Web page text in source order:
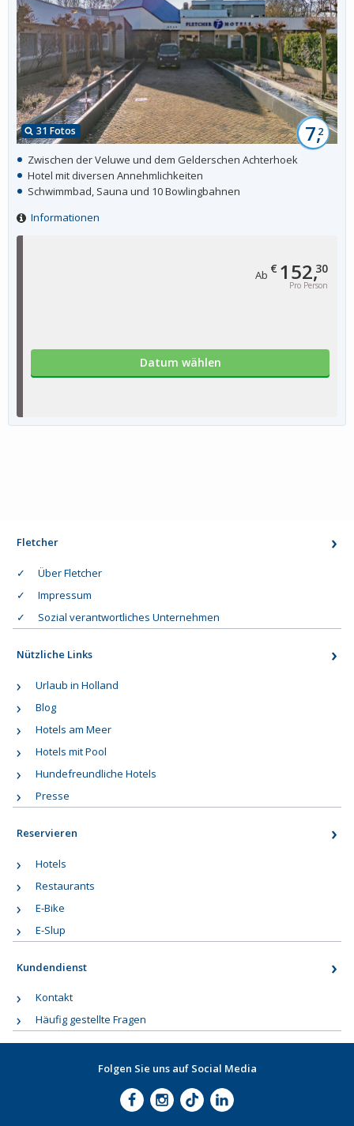
Ab € 152,30
Pro Person
Datum wählen
31 Fotos 7,2
Zwischen der Veluwe und dem Gelderschen Achterhoek
Hotel mit diversen Annehmlichkeiten
Schwimmbad, Sauna und 10 Bowlingbahnen
Informationen
Fletcher
Über Fletcher
Impressum
Sozial verantwortliches Unternehmen
Nützliche Links
Urlaub in Holland
Blog
Hotels am Meer
Hotels mit Pool
Hundefreundliche Hotels
Presse
Reservieren
Hotels
Restaurants
E-Bike
E-Slup
Kundendienst
Kontakt
Häufig gestellte Fragen
Folgen Sie uns auf Social Media